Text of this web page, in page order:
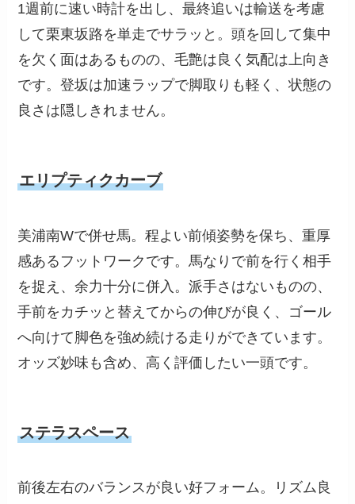
1週前に速い時計を出し、最終追いは輸送を考慮
して栗東坂路を単走でサラッと。頭を回して集中
を欠く面はあるものの、毛艶は良く気配は上向き
です。登坂は加速ラップで脚取りも軽く、状態の
良さは隠しきれません。
エリプティクカーブ
美浦南Wで併せ馬。程よい前傾姿勢を保ち、重厚
感あるフットワークです。馬なりで前を行く相手
を捉え、余力十分に併入。派手さはないものの、
手前をカチッと替えてからの伸びが良く、ゴール
へ向けて脚色を強め続ける走りができています。
オッズ妙味も含め、高く評価したい一頭です。
ステラスペース
前後左右のバランスが良い好フォーム。リズム良